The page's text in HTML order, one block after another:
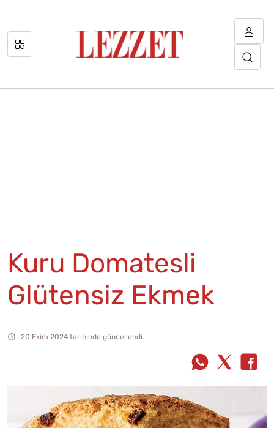
Kuru Domatesli
Glütensiz Ekmek
20 Ekim 2024 tarihinde güncellendi.